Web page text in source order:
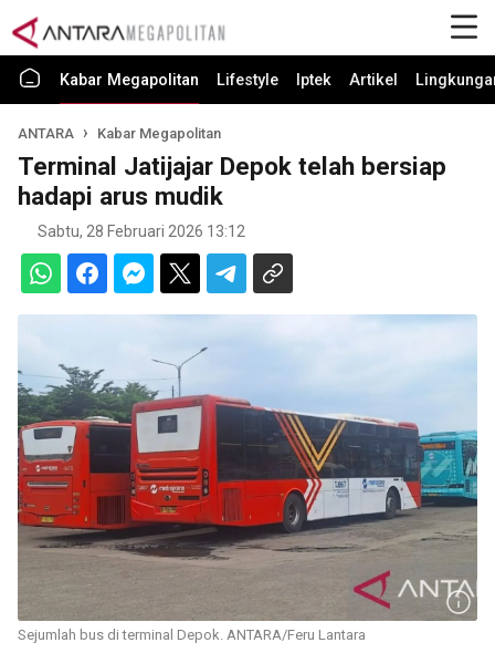
Kabar Megapolitan Lifestyle Iptek Artikel
ANTARA Kabar Megapolitan
Terminal Jatijajar Depok telah bersiap
hadapi arus mudik
Sabtu, 28 Februari 2026 13:12
Sejumlah bus di terminal Depok. ANTARA/Feru Lantara